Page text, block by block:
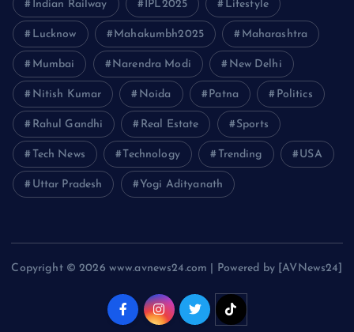
Indian Railway IPL2025 Lifestyle
Lucknow Mahakumbh2025 Maharashtra
Mumbai Narendra Modi New Delhi
Nitish Kumar Noida Patna Politics
Rahul Gandhi Real Estate Sports
Tech News Technology Trending USA
Uttar Pradesh Yogi Adityanath
Copyright © 2026 www.avnews24.com | Powered by [AVNews24]